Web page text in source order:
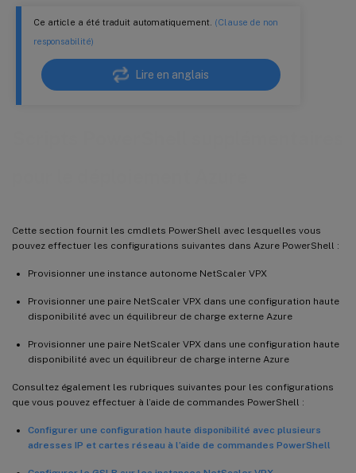
Ce article a été traduit automatiquement. (Clause de non
responsabilité)
Lire en anglais
Cette section fournit les cmdlets PowerShell avec lesquelles vous
pouvez effectuer les configurations suivantes dans Azure PowerShell :
Provisionner une instance autonome NetScaler VPX
Provisionner une paire NetScaler VPX dans une configuration haute
disponibilité avec un équilibreur de charge externe Azure
Provisionner une paire NetScaler VPX dans une configuration haute
disponibilité avec un équilibreur de charge interne Azure
Consultez également les rubriques suivantes pour les configurations
que vous pouvez effectuer à l’aide de commandes PowerShell :
Configurer une configuration haute disponibilité avec plusieurs
adresses IP et cartes réseau à l’aide de commandes PowerShell